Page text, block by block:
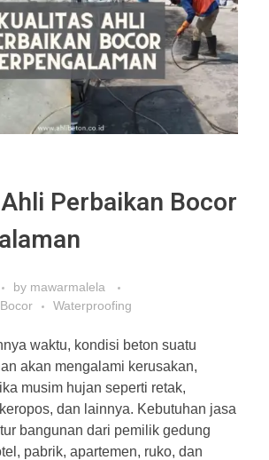
Perbaikan Bocor
by mawarmalela
Waterproofing
waktu, kondisi beton suatu
akan mengalami kerusakan,
musim hujan seperti retak,
dan lainnya. Kebutuhan jasa
bangunan dari pemilik gedung
pabrik, apartemen, ruko, dan